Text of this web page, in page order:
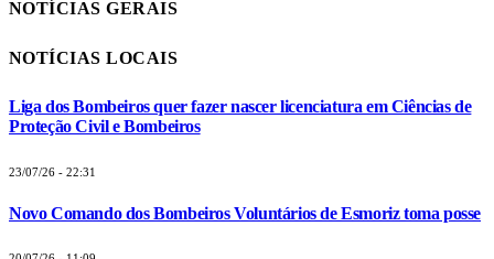
NOTÍCIAS GERAIS
NOTÍCIAS LOCAIS
Liga dos Bombeiros quer fazer nascer licenciatura em Ciências de
Proteção Civil e Bombeiros
23/07/26 - 22:31
Novo Comando dos Bombeiros Voluntários de Esmoriz toma posse